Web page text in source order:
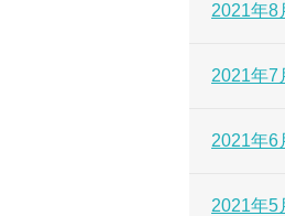
2021年8
2021年7
2021年6
2021年5